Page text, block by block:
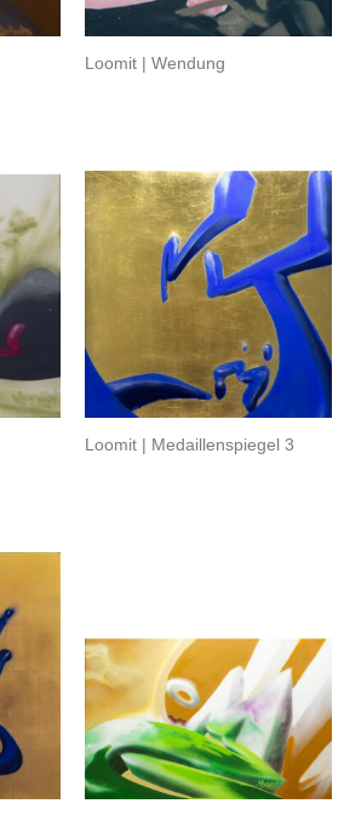
Loomit | Wendung
Loomit | Medaillenspiegel 3